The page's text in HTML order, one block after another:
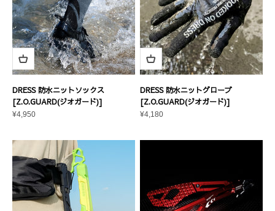
DRESS 防水ニットソックス
[Z.O.GUARD(ジオガード)]
セール価格
¥4,950
DRESS 防水ニットグローブ
[Z.O.GUARD(ジオガード)]
セール価格
¥4,180